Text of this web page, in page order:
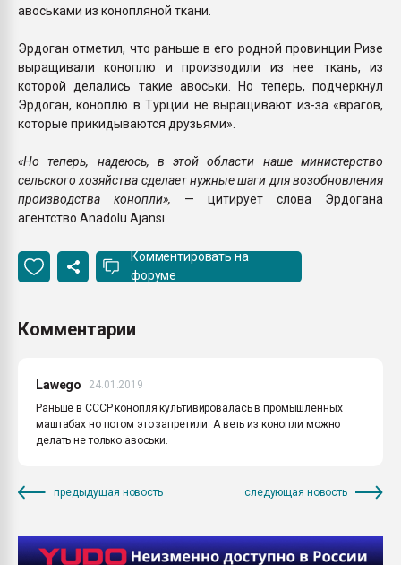
авоськами из конопляной ткани.
Эрдоган отметил, что раньше в его родной провинции Ризе
выращивали коноплю и производили из нее ткань, из
которой делались такие авоськи. Но теперь, подчеркнул
Эрдоган, коноплю в Турции не выращивают из-за «врагов,
которые прикидываются друзьями».
«Но теперь, надеюсь, в этой области наше министерство
сельского хозяйства сделает нужные шаги для возобновления
производства конопли», — цитирует слова Эрдогана
агентство Anadolu Ajansı.
Комментировать на
форуме
Комментарии
Lawego
24.01.2019
Раньше в СССР конопля культивировалась в промышленных
маштабах но потом это запретили. А веть из конопли можно
делать не только авоськи.
предыдущая новость следующая новость